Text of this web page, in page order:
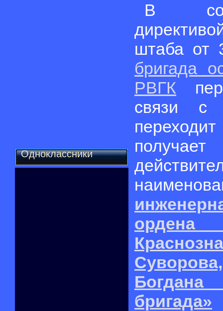
Одноклассники
В
штаба от
бригада
РВГК
связи с
бригада»